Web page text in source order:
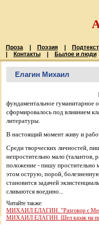
Проза Поэзия
Подтекст
Контакты Былое и люди
Елагин Михаил
фундаментальное гуманитарное
сформировалось под влиянием
литературы.
В настоящий момент живу и
Среди творческих личностей,
непростительно мало
положение - пишу простительно
этом острую, порой,
становится задачей
сливаются воедино...
Читайте также:
МИХАИЛ ЕЛАГИН. "Разговор с
МИХАИЛ ЕЛАГИН. Шел казак на